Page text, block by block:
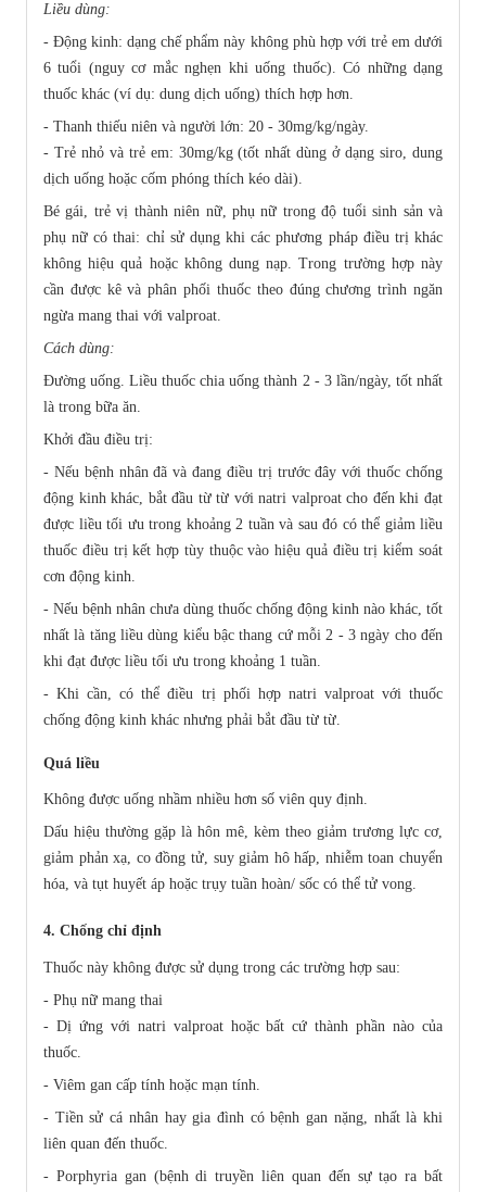
Liều dùng:
- Động kinh: dạng chế phẩm này không phù hợp với trẻ em dưới
6 tuổi (nguy cơ mắc nghẹn khi uống thuốc). Có những dạng
thuốc khác (ví dụ: dung dịch uống) thích hợp hơn.
- Thanh thiếu niên và người lớn: 20 - 30mg/kg/ngày.
- Trẻ nhỏ và trẻ em: 30mg/kg (tốt nhất dùng ở dạng siro, dung
dịch uống hoặc cốm phóng thích kéo dài).
Bé gái, trẻ vị thành niên nữ, phụ nữ trong độ tuổi sinh sản và
phụ nữ có thai: chỉ sử dụng khi các phương pháp điều trị khác
không hiệu quả hoặc không dung nạp. Trong trường hợp này
cần được kê và phân phối thuốc theo đúng chương trình ngăn
ngừa mang thai với valproat.
Cách dùng:
Đường uống. Liều thuốc chia uống thành 2 - 3 lần/ngày, tốt nhất
là trong bữa ăn.
Khởi đầu điều trị:
- Nếu bệnh nhân đã và đang điều trị trước đây với thuốc chống
động kinh khác, bắt đầu từ từ với natri valproat cho đến khi đạt
được liều tối ưu trong khoảng 2 tuần và sau đó có thể giảm liều
thuốc điều trị kết hợp tùy thuộc vào hiệu quả điều trị kiểm soát
cơn động kinh.
- Nếu bệnh nhân chưa dùng thuốc chống động kinh nào khác, tốt
nhất là tăng liều dùng kiểu bậc thang cứ mỗi 2 - 3 ngày cho đến
khi đạt được liều tối ưu trong khoảng 1 tuần.
- Khi cần, có thể điều trị phối hợp natri valproat với thuốc
chống động kinh khác nhưng phải bắt đầu từ từ.
Quá liều
Không được uống nhầm nhiều hơn số viên quy định.
Dấu hiệu thường gặp là hôn mê, kèm theo giảm trương lực cơ,
giảm phản xạ, co đồng tử, suy giảm hô hấp, nhiễm toan chuyển
hóa, và tụt huyết áp hoặc trụy tuần hoàn/ sốc có thể tử vong.
4. Chống chỉ định
Thuốc này không được sử dụng trong các trường hợp sau:
- Phụ nữ mang thai
- Dị ứng với natri valproat hoặc bất cứ thành phần nào của
thuốc.
- Viêm gan cấp tính hoặc mạn tính.
- Tiền sử cá nhân hay gia đình có bệnh gan nặng, nhất là khi
liên quan đến thuốc.
- Porphyria gan (bệnh di truyền liên quan đến sự tạo ra bất